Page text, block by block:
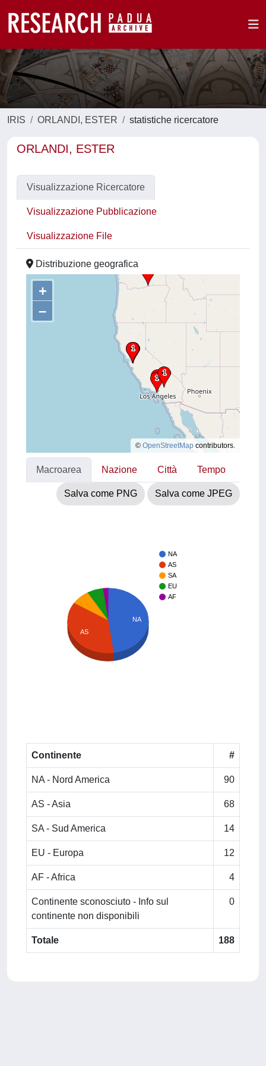
IRIS ORLANDI, ESTER statistiche ricercatore
ORLANDI, ESTER
Visualizzazione Ricercatore
Visualizzazione Pubblicazione
Visualizzazione File
Distribuzione geografica
+
–
© OpenStreetMap contributors.
Macroarea Nazione Città Tempo
Salva come PNG Salva come JPEG
NA
AS
SA
EU
AF
NA
AS
Continente #
NA - Nord America 90
AS - Asia 68
SA - Sud America 14
EU - Europa 12
AF - Africa 4
Continente sconosciuto - Info sul
continente non disponibili
0
Totale 188